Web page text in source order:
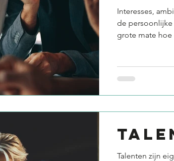
Interesses,
de persoonlijke
grote mate hoe
Talenten zijn